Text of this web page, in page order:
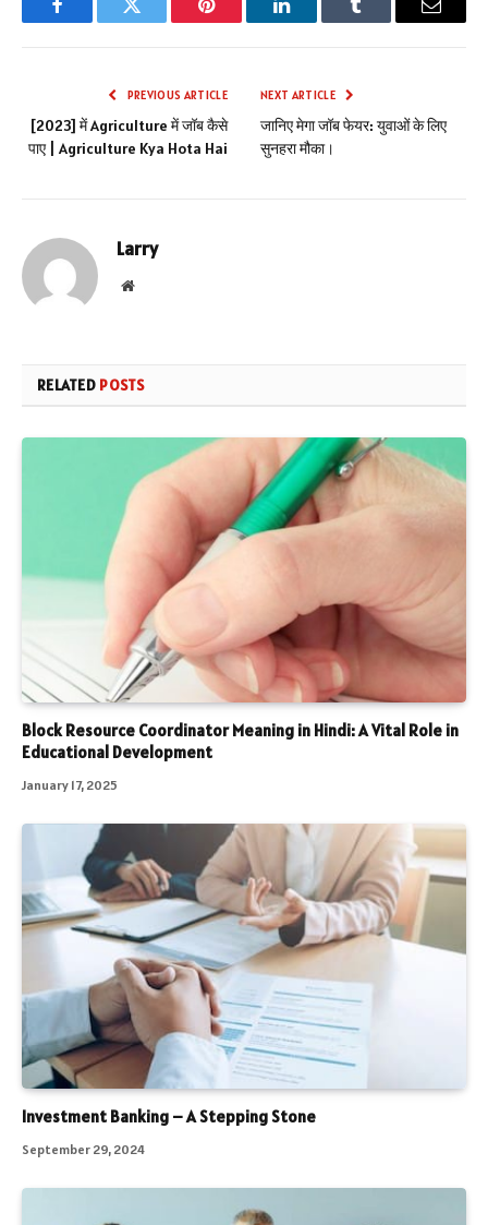
FacebookTwitter Pinterest LinkedInTumblr Email
PREVIOUS ARTICLE
[2023] में Agriculture में जॉब कैसे
पाए | Agriculture Kya Hota Hai
NEXT ARTICLE
जानिए मेगा जॉब फेयर: युवाओं के लिए
सुनहरा मौका।
Larry
Website
RELATED POSTS
Block Resource Coordinator Meaning in Hindi: A Vital Role in
Educational Development
January 17, 2025
Investment Banking – A Stepping Stone
September 29, 2024